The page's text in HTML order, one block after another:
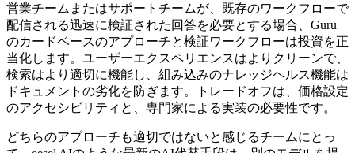
営業チームまたはサポートチームが、既存のワークフローで
配信される迅速に検証された回答を必要とする場合、Guru
のカードベースのアプローチと検証ワークフローは投資を正
当化します。ユーザーエクスペリエンスはよりクリーンで、
検索はより適切に機能し、組み込みのナレッジヘルス機能は
ドキュメントの劣化を防ぎます。トレードオフは、価格設定
のアクセシビリティと、専門家による実装の必要性です。
どちらのアプローチも適切ではないと感じるチームにとっ